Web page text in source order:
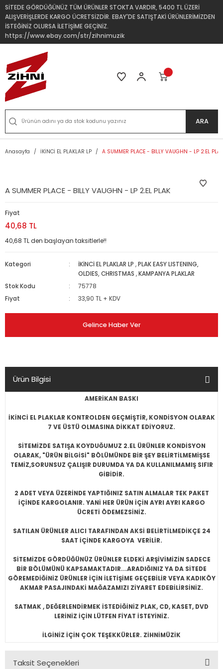
SİTEDE GÖRDÜĞÜNÜZ TÜM ÜRÜNLER STOKTA VARDIR, 5400 TL ÜZERİ
ALIŞVERİŞLERDE KARGO ÜCRETSİZDİR. EBAY'DE SATIŞTAKİ ÜRÜNLERİMİZDEN
İSTEĞİNİZ OLURSA İLETİŞİME GEÇİNİZ.
https://www.ebay.com/str/zihnimuzik
ARA
Anasayfa İKİNCİ EL PLAKLAR LP A SUMMER PLACE - BILLY VAUGHN - LP 2.EL PLAK
A SUMMER PLACE - BILLY VAUGHN - LP 2.EL PLAK
Fiyat
40,68 TL
40,68 TL den başlayan taksitlerle!!
Kategori İKİNCİ EL PLAKLAR LP ,PLAK EASY LISTENING,
OLDIES, CHRISTMAS ,KAMPANYA PLAKLAR
Stok Kodu
75778
Fiyat
33,90 TL + KDV
Gelince Haber Ver
Ürün Bilgisi
AMERİKAN BASKI
İKİNCİ EL PLAKLAR KONTROLDEN GEÇMİŞTİR, KONDİSYON OLARAK
7 VE ÜSTÜ OLMASINA DİKKAT EDİYORUZ.
SİTEMİZDE SATIŞA KOYDUĞUMUZ 2.EL ÜRÜNLER KONDİSYON
OLARAK, "ÜRÜN BİLGİSİ" BÖLÜMÜNDE BİR ŞEY BELİRTİLMEMİŞSE
TEMİZ,SORUNSUZ ÇALIŞIR DURUMDA YA DA KULLANILMAMIŞ SIFIR
GİBİDİR.
2 ADET VEYA ÜZERİNDE YAPTIĞINIZ SATIN ALMALAR TEK PAKET
İÇİNDE KARGOLANIR. YANİ HER ÜRÜN İÇİN AYRI AYRI KARGO
ÜCRETİ ÖDEMEZSİNİZ.
SATILAN ÜRÜNLER ALICI TARAFINDAN AKSİ BELİRTİLMEDİKÇE 24
SAAT İÇİNDE KARGOYA VERİLİR.
SİTEMİZDE GÖRDÜĞÜNÜZ ÜRÜNLER ELDEKİ ARŞİVİMİZİN SADECE
BİR BÖLÜMÜNÜ KAPSAMAKTADIR...ARADIĞINIZ YA DA SİTEDE
GÖREMEDİĞİNİZ ÜRÜNLER İÇİN İLETİŞİME GEÇEBİLİR VEYA KADIKÖY
AKMAR PASAJINDAKİ MAĞAZAMIZI ZİYARET EDEBİLİRSİNİZ.
SATMAK , DEĞERLENDİRMEK İSTEDİĞİNİZ PLAK, CD, KASET, DVD
LERİNİZ İÇİN LÜTFEN FİYAT İSTEYİNİZ.
İLGİNİZ İÇİN ÇOK TEŞEKKÜRLER. ZİHNİMÜZİK
Taksit Seçenekleri